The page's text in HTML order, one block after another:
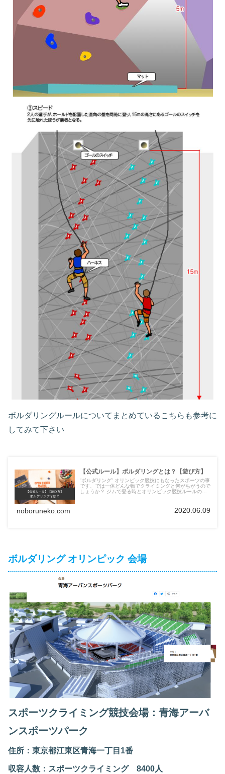
ボルダリングルールについてまとめているこちらも参考に
してみて下さい
【公式ルール】ボルダリングとは？【遊び方】
”ボルダリング” オリンピック競技にもなったスポーツの事
です、では一体どんな物でクライミングと何がちがうので
しょうか？ ジムで登る時とオリンピック競技ルールの違
noboruneko.com 2020.06.09
ボルダリング オリンピック 会場
スポーツクライミング競技会場：青海アーバ
ンスポーツパーク
住所：東京都江東区青海一丁目1番
収容人数：スポーツクライミング 8400人